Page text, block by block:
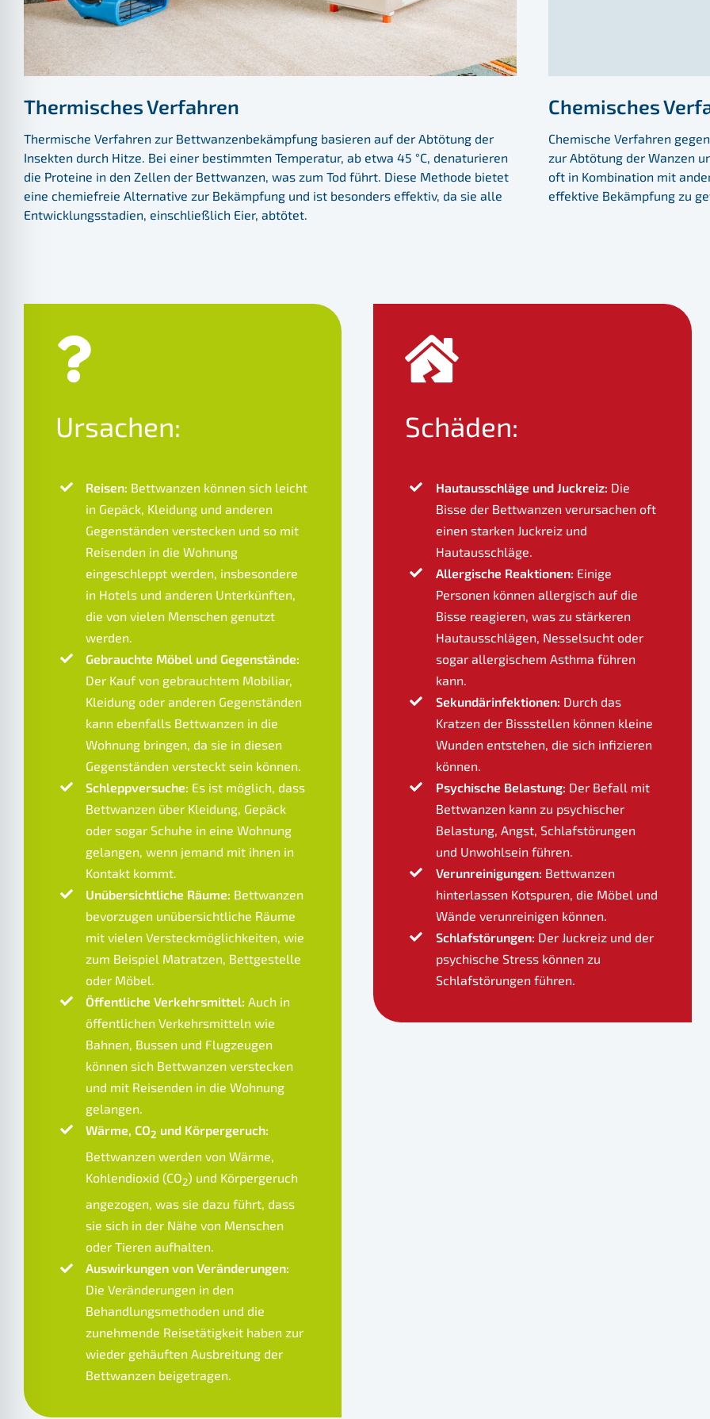
Thermisches Verfahren
Thermische Verfahren zur Bettwanzenbekämpfung basieren auf der Abtötung der
Insekten durch Hitze. Bei einer bestimmten Temperatur, ab etwa 45 °C, denaturieren
die Proteine in den Zellen der Bettwanzen, was zum Tod führt. Diese Methode bietet
eine chemiefreie Alternative zur Bekämpfung und ist besonders effektiv, da sie alle
Entwicklungsstadien, einschließlich Eier, abtötet.
Chemisches
Chemische Verfahren
zur Abtötung der Wanzen
oft in Kombination mit
effektive Bekämpfung zu
Ursachen:
Reisen: Bettwanzen können sich leicht
in Gepäck, Kleidung und anderen
Gegenständen verstecken und so mit
Reisenden in die Wohnung
eingeschleppt werden, insbesondere
in Hotels und anderen Unterkünften,
die von vielen Menschen genutzt
werden.
Gebrauchte Möbel und Gegenstände:
Der Kauf von gebrauchtem Mobiliar,
Kleidung oder anderen Gegenständen
kann ebenfalls Bettwanzen in die
Wohnung bringen, da sie in diesen
Gegenständen versteckt sein können.
Schleppversuche: Es ist möglich, dass
Bettwanzen über Kleidung, Gepäck
oder sogar Schuhe in eine Wohnung
gelangen, wenn jemand mit ihnen in
Kontakt kommt.
Unübersichtliche Räume: Bettwanzen
bevorzugen unübersichtliche Räume
mit vielen Versteckmöglichkeiten, wie
zum Beispiel Matratzen, Bettgestelle
oder Möbel.
Öffentliche Verkehrsmittel: Auch in
öffentlichen Verkehrsmitteln wie
Bahnen, Bussen und Flugzeugen
können sich Bettwanzen verstecken
und mit Reisenden in die Wohnung
gelangen.
Wärme, CO2 und Körpergeruch:
Bettwanzen werden von Wärme,
Kohlendioxid (CO2) und Körpergeruch
angezogen, was sie dazu führt, dass
sie sich in der Nähe von Menschen
oder Tieren aufhalten.
Auswirkungen von Veränderungen:
Die Veränderungen in den
Behandlungsmethoden und die
zunehmende Reisetätigkeit haben zur
wieder gehäuften Ausbreitung der
Bettwanzen beigetragen.
Schäden:
Hautausschläge und Juckreiz: Die
Bisse der Bettwanzen verursachen oft
einen starken Juckreiz und
Hautausschläge.
Allergische Reaktionen: Einige
Personen können allergisch auf die
Bisse reagieren, was zu stärkeren
Hautausschlägen, Nesselsucht oder
sogar allergischem Asthma führen
kann.
Sekundärinfektionen: Durch das
Kratzen der Bissstellen können kleine
Wunden entstehen, die sich infizieren
können.
Psychische Belastung: Der Befall mit
Bettwanzen kann zu psychischer
Belastung, Angst, Schlafstörungen
und Unwohlsein führen.
Verunreinigungen: Bettwanzen
hinterlassen Kotspuren, die Möbel und
Wände verunreinigen können.
Schlafstörungen: Der Juckreiz und der
psychische Stress können zu
Schlafstörungen führen.